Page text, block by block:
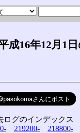
16年12月1
ログのインデックス
219200- 218800-